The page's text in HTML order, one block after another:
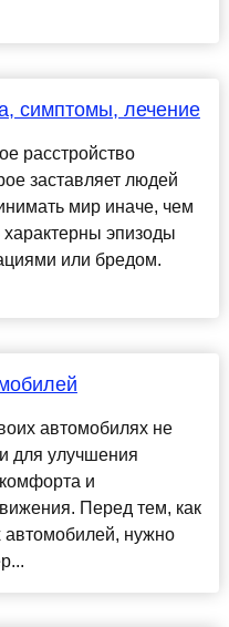
симптомы, лечение
расстройство
заставляет людей
мир иначе, чем
эпизоды
или бредом.
автомобилях не
для улучшения
и
Перед тем, как
автомобилей, нужно